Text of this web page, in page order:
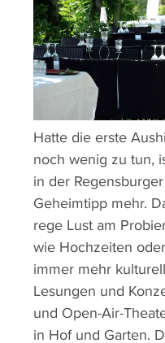
Hatte die erste
noch wenig zu tun,
in der
Geheimtipp mehr.
rege Lust am
wie Hochzeiten
immer mehr
Lesungen und
und Open-Air-
in Hof und Garten.